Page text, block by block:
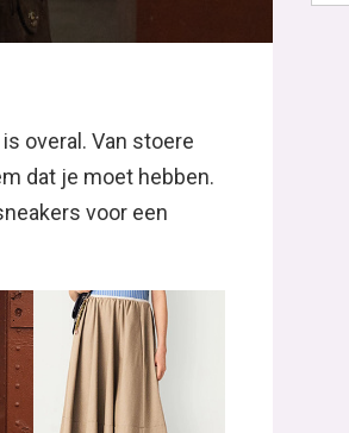
overal. Van stoere
dat je moet hebben.
voor een